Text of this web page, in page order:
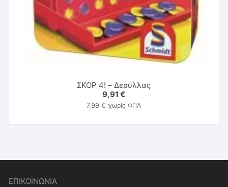
ΣΚΟΡ 4! – Δεσύλλας
9,91€
7,99 € χωρίς ΦΠΑ
ΕΠΙΚΟΙΝΩΝΙΑ